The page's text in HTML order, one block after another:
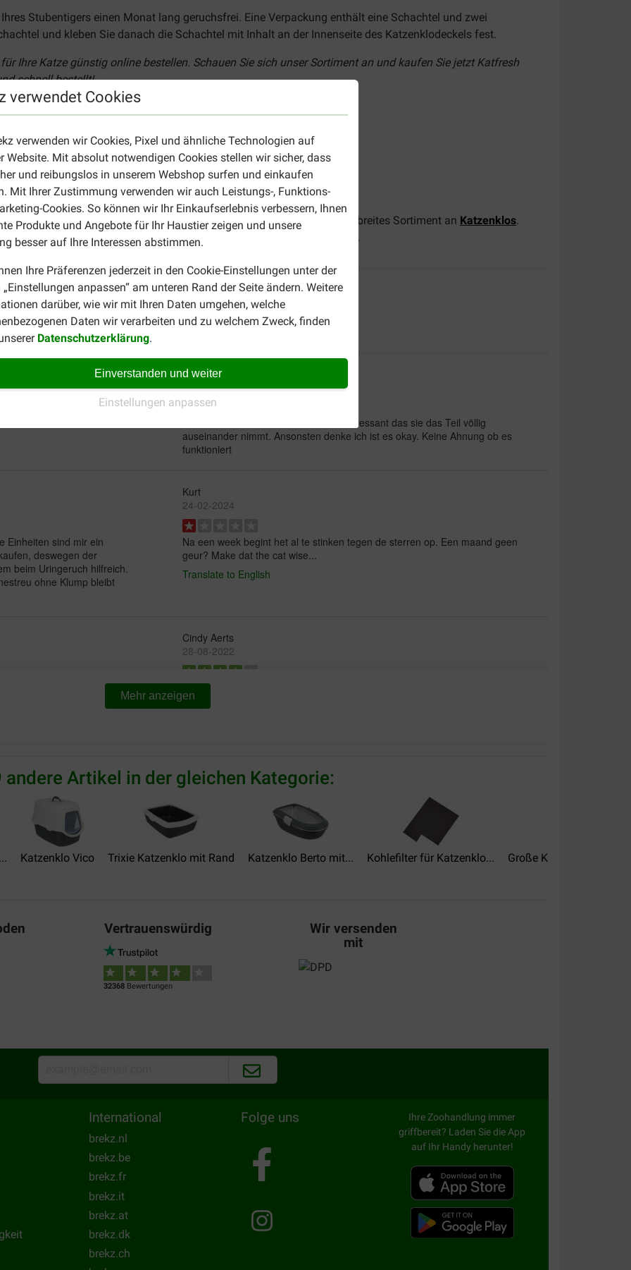
verwendet Cookies
verwenden wir Cookies, Pixel und ähnliche Technologien auf
Website. Mit absolut notwendigen Cookies stellen wir sicher, dass
und reibungslos in unserem Webshop surfen und einkaufen
Mit Ihrer Zustimmung verwenden wir auch Leistungs-, Funktions-
Cookies. So können wir Ihr Einkaufserlebnis verbessern, Ihnen
Produkte und Angebote für Ihr Haustier zeigen und unsere
besser auf Ihre Interessen abstimmen.
Ihre Präferenzen jederzeit in den Cookie-Einstellungen unter der
„Einstellungen anpassen“ am unteren Rand der Seite ändern. Weitere
darüber, wie wir mit Ihren Daten umgehen, welche
Daten wir verarbeiten und zu welchem Zweck, finden
Datenschutzerklärung.
Einverstanden und weiter
Einstellungen anpassen
Stubentigers einen Monat lang geruchsfrei. Eine Verpackung enthält eine Schachtel und zwei
und kleben Sie danach die Schachtel mit Inhalt an der Innenseite des Katzenklodeckels fest.
Ihre Katze günstig online bestellen. Schauen Sie sich unser Sortiment an und kaufen Sie jetzt Katfresh
schnell bestellt!
sind Sie hier genau richtig! Werfen Sie schnell einen Blick auf unser breites Sortiment an Katzenklos.
Werfen Sie dann einen Blick auf die Übersichtsseite
.
Peggy Hofmann-Nemeth
15-09-2021
Leider findet unsere Mietze das so interessant das sie das Teil völlig
auseinander nimmt. Ansonsten denke ich ist es okay. Keine Ahnung ob es
funktioniert
Einheiten sind mir ein
deswegen der
beim Uringeruch hilfreich.
ohne Klump bleibt
Kurt
24-02-2024
Na een week begint het al te stinken tegen de sterren op. Een maand geen
geur? Make dat the cat wise...
Translate to English
Cindy Aerts
28-08-2022
Lieferung:
09-08-2022
Lieferung: Qualität:
Preis –
Mehr anzeigen
andere Artikel in der gleichen Kategorie:
Katzenklo Vico Trixie Katzenklo mit Rand Katzenklo Berto mit... Kohlefilter für Katzenklo... Große Katzenklobeutel
Vertrauenswürdig
32368Bewertungen
Wir versenden
mit
International
brekz.nl
brekz.be
brekz.fr
brekz.it
brekz.at
brekz.dk
brekz.ch
Folge uns
Ihre Zoohandlung immer
griffbereit? Laden Sie die App
auf Ihr Handy herunter!